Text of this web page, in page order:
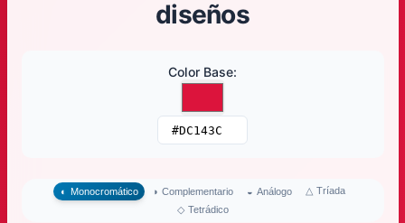
diseños
Color Base:
◐ Monocromático ◑ Complementario ◒ Análogo △ Tríada
◇ Tetrádico